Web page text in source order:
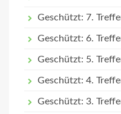
Geschützt: 7.
Geschützt: 6.
Geschützt: 5.
Geschützt: 4.
Geschützt: 3.